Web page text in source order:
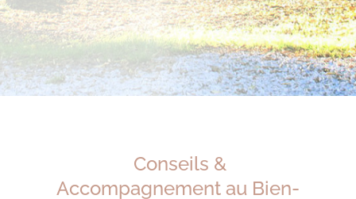
Conseils &
Accompagnement au Bien-